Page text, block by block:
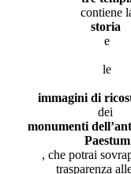
contiene
storia
e
le
immagini di
dei
monumenti
Paestum
, che potrai
trasparenza